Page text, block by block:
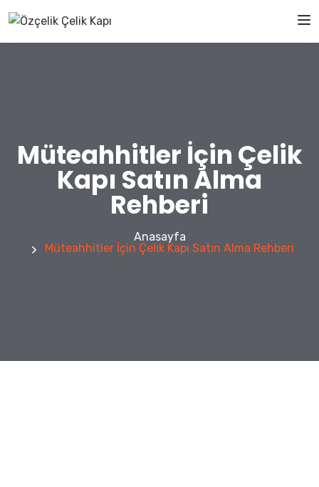
Müteahhitler İçin Çelik
Kapı Satın Alma
Rehberi
Anasayfa
Müteahhitler İçin Çelik Kapı Satın Alma Rehberi